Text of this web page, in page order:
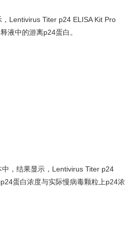
Lentivirus Titer p24 ELISA Kit Pro
液中的游离p24蛋白。
，结果显示，Lentivirus Titer p24
蛋白浓度与实际慢病毒颗粒上p24浓